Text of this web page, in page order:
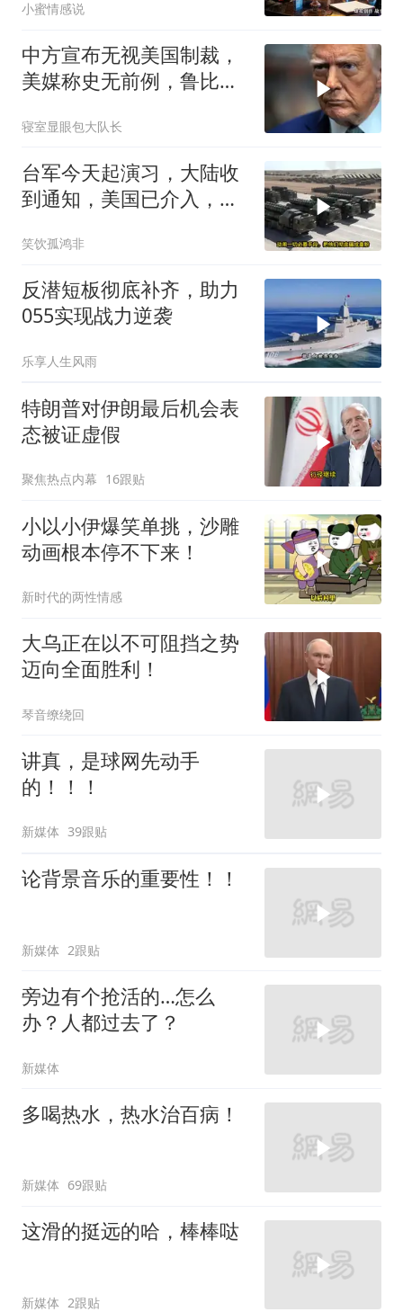
口：我们谈谈
小蜜情感说
中方宣布无视美国制裁，
美媒称史无前例，鲁比
寝室显眼包大队长
台军今天起演习，大陆收
到通知，美国已介入，日
笑饮孤鸿非
反潜短板彻底补齐，助力
055实现战力逆袭
乐享人生风雨
特朗普对伊朗最后机会表
态被证虚假
聚焦热点内幕 16跟贴
小以小伊爆笑单挑，沙雕
动画根本停不下来！
新时代的两性情感
大乌正在以不可阻挡之势
迈向全面胜利！
琴音缭绕回
讲真，是球网先动手
的！！！
新媒体 39跟贴
论背景音乐的重要性！！
新媒体 2跟贴
旁边有个抢活的…怎么
办？人都过去了？
新媒体
多喝热水，热水治百病！
新媒体 69跟贴
这滑的挺远的哈，棒棒哒
新媒体 2跟贴